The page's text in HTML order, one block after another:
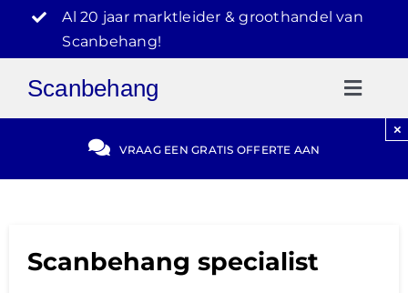
inhoud
Al 20 jaar marktleider & groothandel van
Scanbehang!
Scanbehang
Gratis Offerte
Video Reviews
VRAAG EEN GRATIS OFFERTE AAN
×
Scanbehang specialist